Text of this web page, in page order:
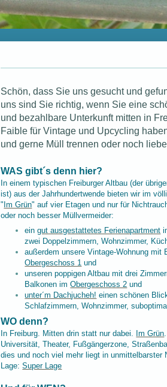
Schön, dass Sie uns gesucht und
uns sind Sie richtig, wenn Sie eine
und bezahlbare Unterkunft mitten in
Faible für Vintage und Upcycling
und gerne Müll trennen oder noch
WAS gibt´s denn hier?
In einem typischen Freiburger Altbau (der
ist) aus der Jahrhundertwende bieten wir im
" Im Grün" auf vier Etagen und nur für
oder noch besser Müllvermeider:
ein gut ausgestattetes Ferienapartment
zwei Doppelzimmern, Wohnzimmer,
außerdem unsere Vintage-Wohnung mit
Obergeschoss 1 und
unseren poppigen Altbau mit drei
Balkonen im Obergeschoss 2 und
unter´m Dachjucheh! einen schönen
Schlafzimmern, Wohnzimmer,
WO denn?
In Freiburg. Mitten drin statt nur dabei. Im Grün
Universität, Theater, Fußgängerzone,
dies und noch viel mehr liegt in unmittelbarster
Lage:Super Lage